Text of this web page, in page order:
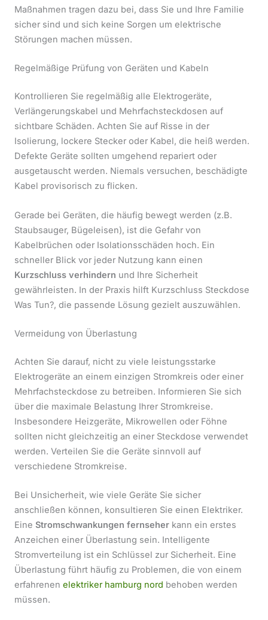
Maßnahmen tragen dazu bei, dass Sie und Ihre Familie
sicher sind und sich keine Sorgen um elektrische
Störungen machen müssen.
Regelmäßige Prüfung von Geräten und Kabeln
Kontrollieren Sie regelmäßig alle Elektrogeräte,
Verlängerungskabel und Mehrfachsteckdosen auf
sichtbare Schäden. Achten Sie auf Risse in der
Isolierung, lockere Stecker oder Kabel, die heiß werden.
Defekte Geräte sollten umgehend repariert oder
ausgetauscht werden. Niemals versuchen, beschädigte
Kabel provisorisch zu flicken.
Gerade bei Geräten, die häufig bewegt werden (z.B.
Staubsauger, Bügeleisen), ist die Gefahr von
Kabelbrüchen oder Isolationsschäden hoch. Ein
schneller Blick vor jeder Nutzung kann einen
Kurzschluss verhindern und Ihre Sicherheit
gewährleisten. In der Praxis hilft Kurzschluss Steckdose
Was Tun?, die passende Lösung gezielt auszuwählen.
Vermeidung von Überlastung
Achten Sie darauf, nicht zu viele leistungsstarke
Elektrogeräte an einem einzigen Stromkreis oder einer
Mehrfachsteckdose zu betreiben. Informieren Sie sich
über die maximale Belastung Ihrer Stromkreise.
Insbesondere Heizgeräte, Mikrowellen oder Föhne
sollten nicht gleichzeitig an einer Steckdose verwendet
werden. Verteilen Sie die Geräte sinnvoll auf
verschiedene Stromkreise.
Bei Unsicherheit, wie viele Geräte Sie sicher
anschließen können, konsultieren Sie einen Elektriker.
Eine Stromschwankungen fernseher kann ein erstes
Anzeichen einer Überlastung sein. Intelligente
Stromverteilung ist ein Schlüssel zur Sicherheit. Eine
Überlastung führt häufig zu Problemen, die von einem
erfahrenen elektriker hamburg nord behoben werden
müssen.